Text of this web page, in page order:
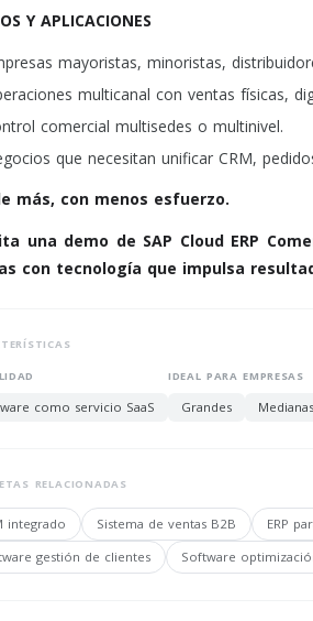
Y APLICACIONES
mayoristas, minoristas,
multicanal con ventas físicas,
comercial multisedes o multinivel.
que necesitan unificar CRM,
más, con menos esfuerzo.
una demo de SAP Cloud ERP
con tecnología que impulsa
como servicio SaaS
IDEAL PARA EMPRESAS
Grandes Medianas
RELACIONADAS
integrado Sistema de ventas B2B ERP
gestión de clientes
Software